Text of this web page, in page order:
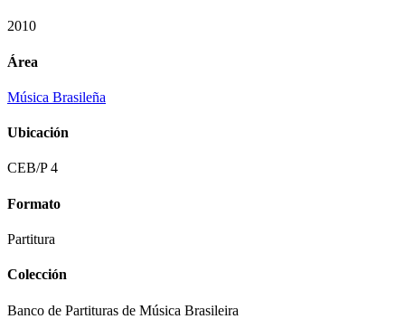
2010
Área
Música Brasileña
Ubicación
CEB/P 4
Formato
Partitura
Colección
Banco de Partituras de Música Brasileira